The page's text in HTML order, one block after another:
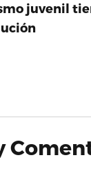
juvenil